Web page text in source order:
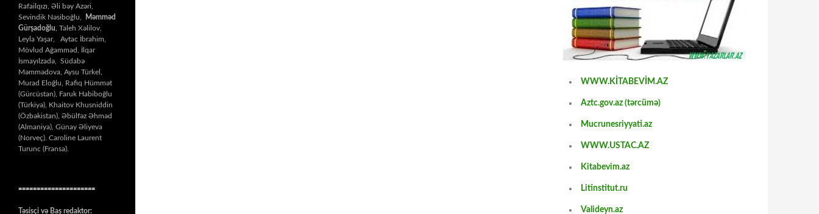
WWW.KİTABEVİM.AZ
Aztc.gov.az (tərcümə)
Mucrunesriyyati.az
WWW.USTAC.AZ
Kitabevim.az
Litinstitut.ru
Valideyn.az
Rafailqızı, Əli bəy Azəri,
Sevindik Nəsiboğlu,
Məmməd
Gürşadoğlu , Taleh Xəlilov,
Leyla Yaşar, Aytac İbrahim,
Mövlud Ağamməd, İlqar
İsmayılzadə, Südabə
Məmmədova, Aysu Türkel,
Murad Eloğlu, Rafiq Hümmət
(Gürcüstan), Faruk Habiboğlu
(Türkiyə), Khaitov Khusniddin
(Özbəkistan), Əbülfəz Əhməd
(Almaniya), Günay Əliyeva
(Norveç). Caroline Laurent
Turunc (Fransa).
=====================
Təsisçi və Baş redaktor: